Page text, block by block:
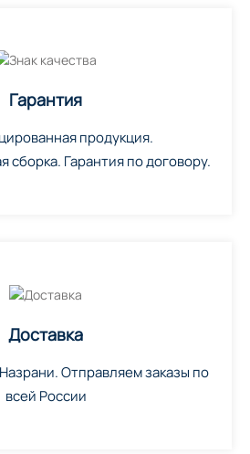
Гарантия
продукция.
сборка. Гарантия по договору.
Доставка
Отправляем заказы по
всей России